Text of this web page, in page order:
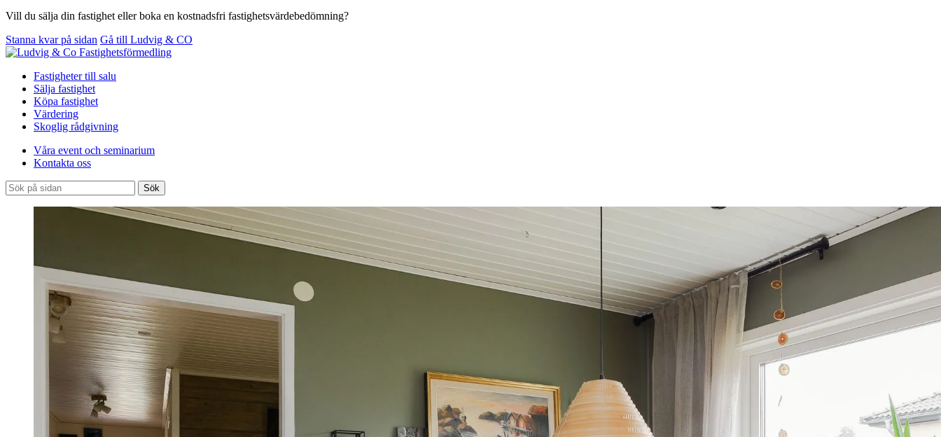
Vill du sälja din fastighet eller boka en kostnadsfri fastighetsvärdebedömning?
Stanna kvar på sidan Gå till Ludvig & CO
Fastigheter till salu
Sälja fastighet
Köpa fastighet
Värdering
Skoglig rådgivning
Våra event och seminarium
Kontakta oss
Sök